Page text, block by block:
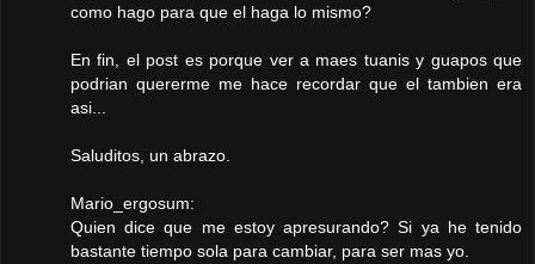
como hago para que el haga lo mismo?
En fin, el post es porque ver a maes tuanis y guapos que
podrian quererme me hace recordar que el tambien era
asi...
Saluditos, un abrazo.
Mario_ergosum:
Quien dice que me estoy apresurando? Si ya he tenido
bastante tiempo sola para cambiar, para ser mas yo.